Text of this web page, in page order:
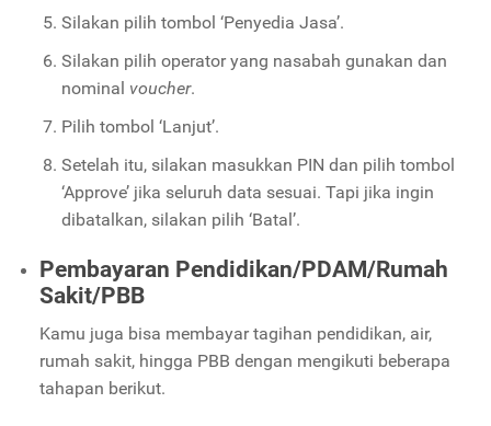
Silakan pilih tombol ‘Penyedia Jasa’.
Silakan pilih operator yang nasabah gunakan dan
nominal voucher.
Pilih tombol ‘Lanjut’.
Setelah itu, silakan masukkan PIN dan pilih tombol
‘Approve’ jika seluruh data sesuai. Tapi jika ingin
dibatalkan, silakan pilih ‘Batal’.
Pembayaran Pendidikan/PDAM/Rumah
Sakit/PBB
Kamu juga bisa membayar tagihan pendidikan, air,
rumah sakit, hingga PBB dengan mengikuti beberapa
tahapan berikut.